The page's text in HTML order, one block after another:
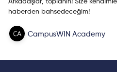
haberden bahsedeceğim!
CampusWIN Academy